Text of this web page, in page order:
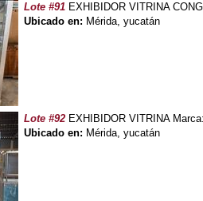
Lote #91 EXHIBIDOR VITRINA
Ubicado en: Mérida, yucatán
Lote #92 EXHIBIDOR VITRINA
Ubicado en: Mérida, yucatán